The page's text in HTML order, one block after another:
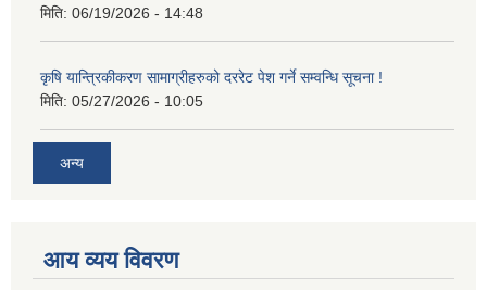
मिति: 06/19/2026 - 14:48
कृषि यान्त्रिकीकरण सामाग्रीहरुको दररेट पेश गर्ने सम्वन्धि सूचना !
मिति: 05/27/2026 - 10:05
अन्य
आय व्यय विवरण